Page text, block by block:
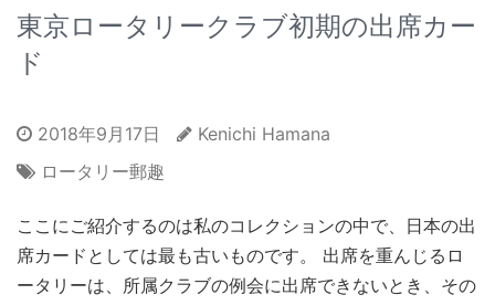
東京ロータリークラブ初期の出席カー
ド
2018年9月17日
Kenichi Hamana
ロータリー郵趣
ここにご紹介するのは私のコレクションの中で、日本の出
席カードとしては最も古いものです。 出席を重んじるロ
ータリーは、所属クラブの例会に出席できないとき、その